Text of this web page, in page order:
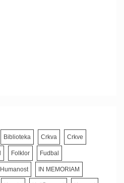
Biblioteka Crkva Crkve
Folklor Fudbal
Humanost IN MEMORIAM